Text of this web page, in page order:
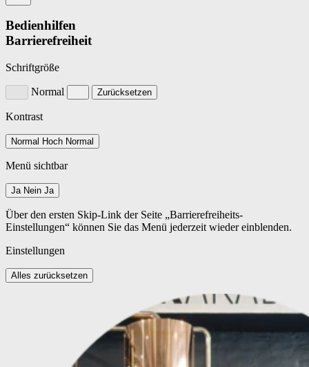
Bedienhilfen
Barrierefreiheit
Schriftgröße
Normal Zurücksetzen
Kontrast
Normal Hoch Normal
Menü sichtbar
Ja Nein Ja
Über den ersten Skip-Link der Seite „Barrierefreiheits-
Einstellungen“ können Sie das Menü jederzeit wieder einblenden.
Einstellungen
Alles zurücksetzen